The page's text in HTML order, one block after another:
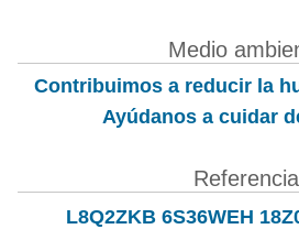
Medio
Contribuimos a reducir la
Ayúdanos a cuidar
Referencia
L8Q2ZKB 6S36WEH